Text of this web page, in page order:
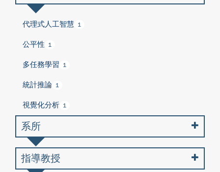
代理式人工智慧 1
公平性 1
多任務學習 1
統計推論 1
視覺化分析 1
系所
指導教授